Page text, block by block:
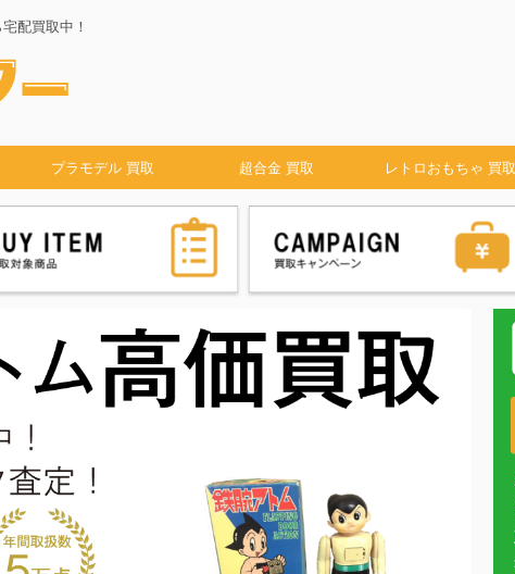
配買取中！
プラモデル 買取 超合金 買取 レトロおもちゃ 買取